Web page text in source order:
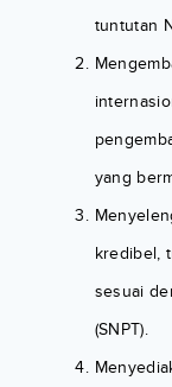
tuntutan
yang
kredibel,
sesuai
(SNPT).